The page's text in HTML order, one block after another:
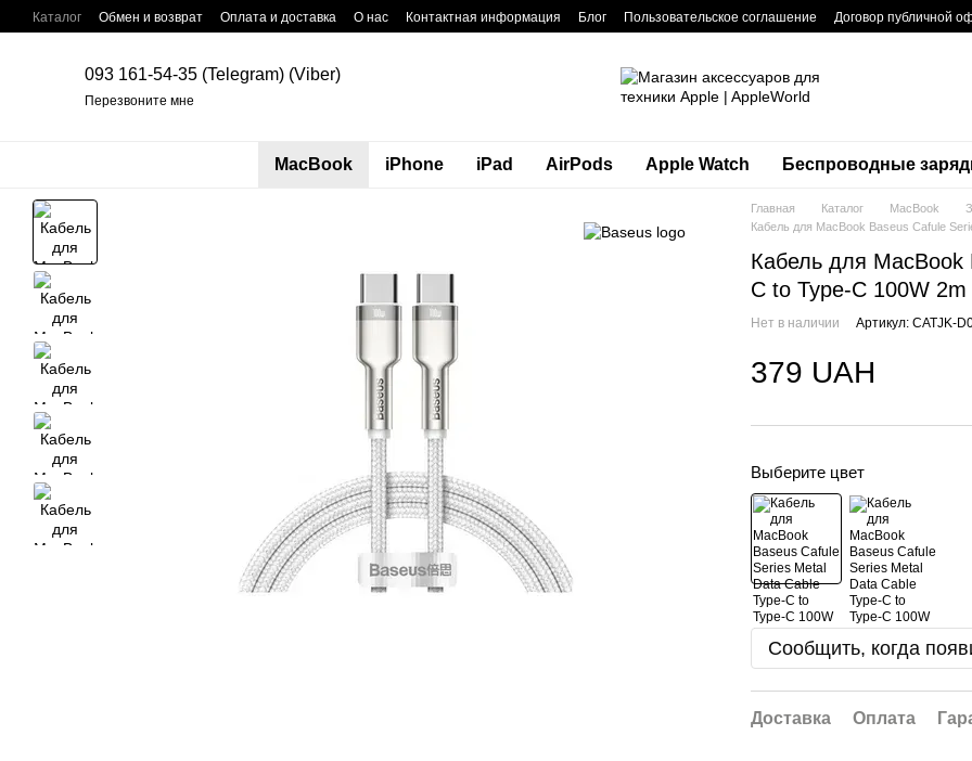
Перейти к основному контенту
Каталог Обмен и возврат Оплата и доставка О нас Контактная информация Блог Пользовательское соглашение Договор публичной
093 161-54-35 (Telegram) (Viber)
Перезвоните мне
MacBook iPhone iPad AirPods Apple Watch Беспроводные
Главная Каталог MacBook
Кабель для MacBook Baseus Cafule
Кабель для MacBook
C to Type-C 100W 2m
Нет в наличии Артикул: CATJK-
379 UAH
Выберите цвет
Сообщить, когда
Доставка Оплата